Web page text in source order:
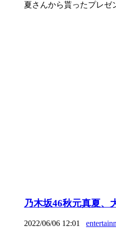
夏さんから貰ったプレゼ
乃木坂46秋元真夏、
2022/06/06 12:01